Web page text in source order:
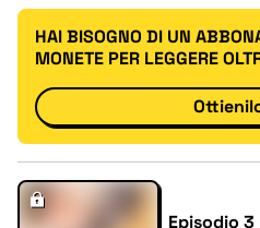
HAI BISOGNO DI UN
MONETE PER LEGGERE
Episodio 3